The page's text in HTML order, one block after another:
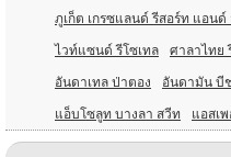
ภูเก็ต เกรซแลนด์ รีสอร์ท แอนด์
ไวท์แซนด์ รีโซเทล ศาลาไทย
อันดาเทล ป่าตอง อันดามัน บี
แอ็บโซลูท บางลา สวีท แอสเพ